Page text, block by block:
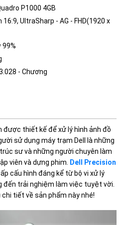
P1000 4GB
16:9, UltraSharp - AG - FHD(1920 x
99%
- Chương
được thiết kế để xử lý hình ảnh đồ
sử dụng máy trạm Dell là những
sư và những người chuyên làm
viên và dựng phim.
Dell Precision
cấu hình đáng kể từ bộ vi xử lý
trải nghiệm làm việc tuyệt vời.
chi tiết về sản phẩm này nhé!